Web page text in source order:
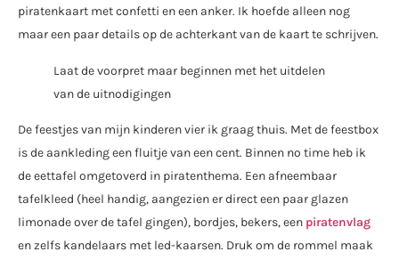
piratenkaart met confetti en een anker. Ik hoefde alleen nog
maar een paar details op de achterkant van de kaart te schrijven.
Laat de voorpret maar beginnen met het uitdelen
van de uitnodigingen
De feestjes van mijn kinderen vier ik graag thuis. Met de feestbox
is de aankleding een fluitje van een cent. Binnen no time heb ik
de eettafel omgetoverd in piratenthema. Een afneembaar
tafelkleed (heel handig, aangezien er direct een paar glazen
limonade over de tafel gingen), bordjes, bekers, een piratenvlag
en zelfs kandelaars met led-kaarsen. Druk om de rommel maak